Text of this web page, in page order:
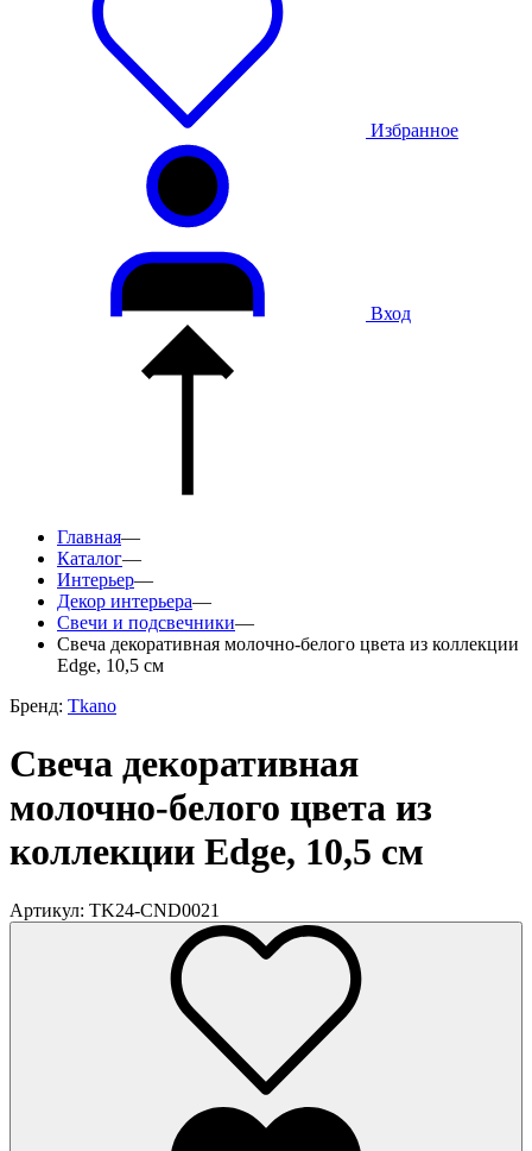
Избранное
Вход
Главная—
Каталог—
Интерьер—
Декор интерьера—
Свечи и подсвечники—
Свеча декоративная молочно-белого цвета из коллекции
Edge, 10,5 см
Бренд: Tkano
Свеча декоративная
молочно-белого цвета из
коллекции Edge, 10,5 см
Артикул: TK24-CND0021